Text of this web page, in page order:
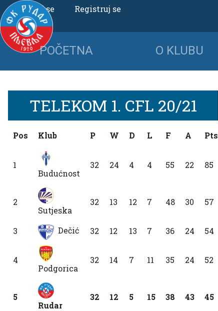
Uloguj se Registruj se
POČETNA O KLUBU
TELEKOM 1. CFL 20/21
Pos Klub P W D L F A Pts
1
Budućnost
32 24 4 4 55 22 85
2
Sutjeska
32 13 12 7 48 30 57
3 Dečić 32 12 13 7 36 24 54
4
Podgorica
32 14 7 11 35 24 52
5
Rudar
32 12 5 15 38 43 45